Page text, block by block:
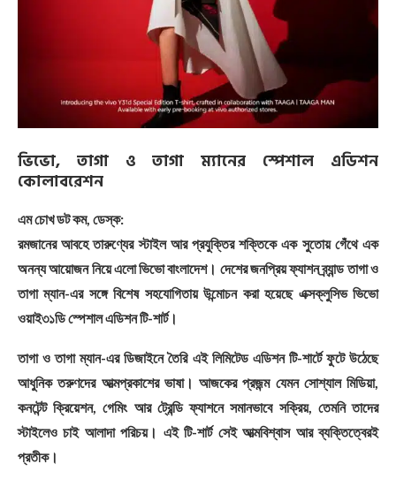
ভিভো, তাগা ও তাগা ম্যানের স্পেশাল এডিশন
কোলাবরেশন
এম চোখ ডট কম, ডেস্ক:
রমজানের আবহে তারুণ্যের স্টাইল আর প্রযুক্তির শক্তিকে এক সুতোয় গেঁথে এক
অনন্য আয়োজন নিয়ে এলো ভিভো বাংলাদেশ। দেশের জনপ্রিয় ফ্যাশন ব্র্যান্ড তাগা ও
তাগা ম্যান-এর সঙ্গে বিশেষ সহযোগিতায় উন্মোচন করা হয়েছে এক্সক্লুসিভ ভিভো
ওয়াই৩১ডি স্পেশাল এডিশন টি-শার্ট।
তাগা ও তাগা ম্যান-এর ডিজাইনে তৈরি এই লিমিটেড এডিশন টি-শার্টে ফুটে উঠেছে
আধুনিক তরুণদের আত্মপ্রকাশের ভাষা। আজকের প্রজন্ম যেমন সোশ্যাল মিডিয়া,
কনটেন্ট ক্রিয়েশন, গেমিং আর ট্রেন্ডি ফ্যাশনে সমানভাবে সক্রিয়, তেমনি তাদের
স্টাইলেও চাই আলাদা পরিচয়। এই টি-শার্ট সেই আত্মবিশ্বাস আর ব্যক্তিত্বেরই
প্রতীক।